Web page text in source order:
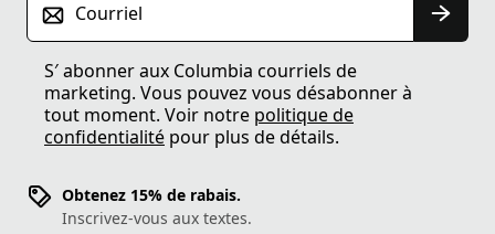
Courriel
S′ abonner aux Columbia courriels de
marketing. Vous pouvez vous désabonner à
tout moment. Voir notre politique de
confidentialité pour plus de détails.
Obtenez 15% de rabais.
Inscrivez-vous aux textes.